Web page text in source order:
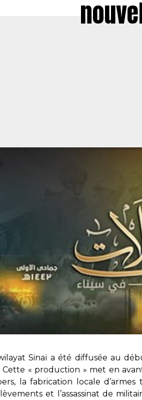
Sinaï a été diffusée au
« production » met en
la fabrication locale
et l’assassinat de